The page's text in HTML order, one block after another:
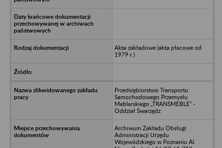
Akta zakładowe (akta płacowe od
1979 r.)
Przedsiębiorstwo Transportu
Samochodowego Przemysłu
Meblarskiego „TRANSMEBLE” -
Oddział Swarzędz
Archiwum Zakładu Obsługi
Administracji Urzędu
Wojewódzkiego w Poznaniu Al.